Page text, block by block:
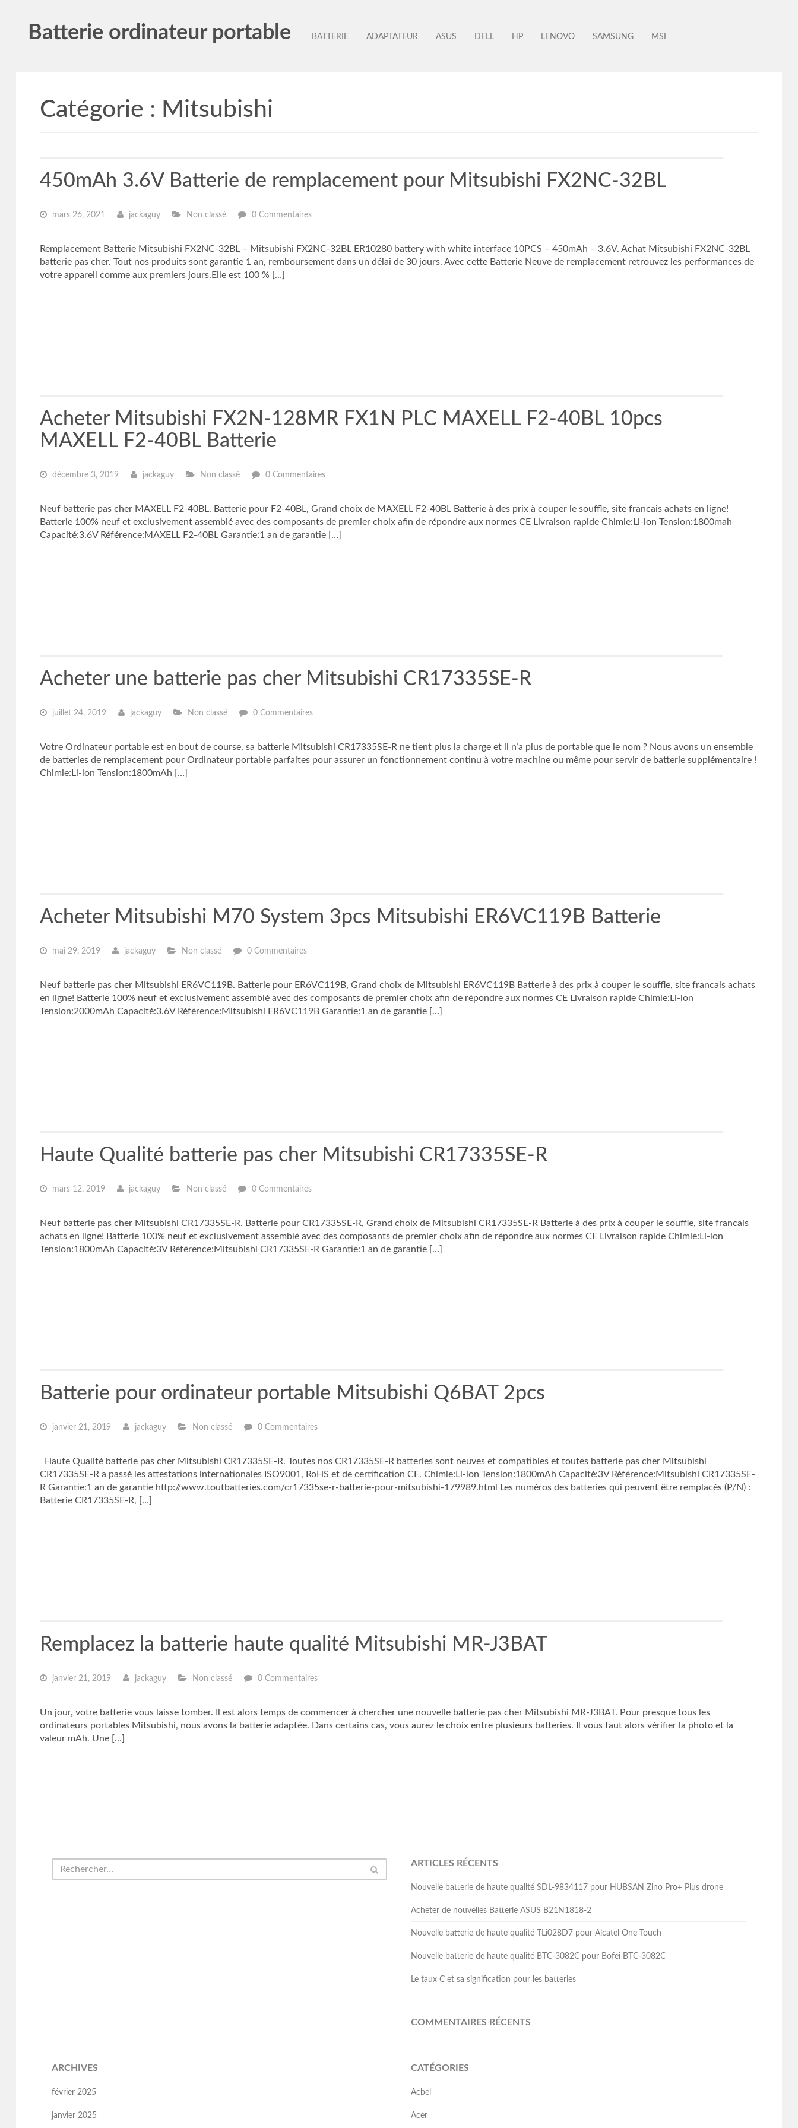
Batterie ordinateur portable BATTERIE ADAPTATEUR ASUS DELL HP LENOVO SAMSUNG MSI
Catégorie : Mitsubishi
450mAh 3.6V Batterie de remplacement pour Mitsubishi FX2NC-32BL
mars 26, 2021 jackaguy Non classé 0 Commentaires
Remplacement Batterie Mitsubishi FX2NC-32BL – Mitsubishi FX2NC-32BL ER10280 battery with white interface 10PCS – 450mAh – 3.6V. Achat Mitsubishi FX2NC-32BL
batterie pas cher. Tout nos produits sont garantie 1 an, remboursement dans un délai de 30 jours. Avec cette Batterie Neuve de remplacement retrouvez les performances de
votre appareil comme aux premiers jours.Elle est 100 % […]
Acheter Mitsubishi FX2N-128MR FX1N PLC MAXELL F2-40BL 10pcs
MAXELL F2-40BL Batterie
décembre 3, 2019 jackaguy Non classé 0 Commentaires
Neuf batterie pas cher MAXELL F2-40BL. Batterie pour F2-40BL, Grand choix de MAXELL F2-40BL Batterie à des prix à couper le souffle, site francais achats en ligne!
Batterie 100% neuf et exclusivement assemblé avec des composants de premier choix afin de répondre aux normes CE Livraison rapide Chimie:Li-ion Tension:1800mah
Capacité:3.6V Référence:MAXELL F2-40BL Garantie:1 an de garantie […]
Acheter une batterie pas cher Mitsubishi CR17335SE-R
juillet 24, 2019 jackaguy Non classé 0 Commentaires
Votre Ordinateur portable est en bout de course, sa batterie Mitsubishi CR17335SE-R ne tient plus la charge et il n’a plus de portable que le nom ? Nous avons un ensemble
de batteries de remplacement pour Ordinateur portable parfaites pour assurer un fonctionnement continu à votre machine ou même pour servir de batterie supplémentaire !
Chimie:Li-ion Tension:1800mAh […]
Acheter Mitsubishi M70 System 3pcs Mitsubishi ER6VC119B Batterie
mai 29, 2019 jackaguy Non classé 0 Commentaires
Neuf batterie pas cher Mitsubishi ER6VC119B. Batterie pour ER6VC119B, Grand choix de Mitsubishi ER6VC119B Batterie à des prix à couper le souffle, site francais achats
en ligne! Batterie 100% neuf et exclusivement assemblé avec des composants de premier choix afin de répondre aux normes CE Livraison rapide Chimie:Li-ion
Tension:2000mAh Capacité:3.6V Référence:Mitsubishi ER6VC119B Garantie:1 an de garantie […]
Haute Qualité batterie pas cher Mitsubishi CR17335SE-R
mars 12, 2019 jackaguy Non classé 0 Commentaires
Neuf batterie pas cher Mitsubishi CR17335SE-R. Batterie pour CR17335SE-R, Grand choix de Mitsubishi CR17335SE-R Batterie à des prix à couper le souffle, site francais
achats en ligne! Batterie 100% neuf et exclusivement assemblé avec des composants de premier choix afin de répondre aux normes CE Livraison rapide Chimie:Li-ion
Tension:1800mAh Capacité:3V Référence:Mitsubishi CR17335SE-R Garantie:1 an de garantie […]
Batterie pour ordinateur portable Mitsubishi Q6BAT 2pcs
janvier 21, 2019 jackaguy Non classé 0 Commentaires
Haute Qualité batterie pas cher Mitsubishi CR17335SE-R. Toutes nos CR17335SE-R batteries sont neuves et compatibles et toutes batterie pas cher Mitsubishi
CR17335SE-R a passé les attestations internationales ISO9001, RoHS et de certification CE. Chimie:Li-ion Tension:1800mAh Capacité:3V Référence:Mitsubishi CR17335SE-
R Garantie:1 an de garantie http://www.toutbatteries.com/cr17335se-r-batterie-pour-mitsubishi-179989.html Les numéros des batteries qui peuvent être remplacés (P/N) :
Batterie CR17335SE-R, […]
Remplacez la batterie haute qualité Mitsubishi MR-J3BAT
janvier 21, 2019 jackaguy Non classé 0 Commentaires
Un jour, votre batterie vous laisse tomber. Il est alors temps de commencer à chercher une nouvelle batterie pas cher Mitsubishi MR-J3BAT. Pour presque tous les
ordinateurs portables Mitsubishi, nous avons la batterie adaptée. Dans certains cas, vous aurez le choix entre plusieurs batteries. Il vous faut alors vérifier la photo et la
valeur mAh. Une […]
ARTICLES RÉCENTS
Nouvelle batterie de haute qualité SDL-9834117 pour HUBSAN Zino Pro+ Plus drone
Acheter de nouvelles Batterie ASUS B21N1818-2
Nouvelle batterie de haute qualité TLi028D7 pour Alcatel One Touch
Nouvelle batterie de haute qualité BTC-3082C pour Bofei BTC-3082C
Le taux C et sa signification pour les batteries
COMMENTAIRES RÉCENTS
ARCHIVES
février 2025
janvier 2025
CATÉGORIES
Acbel
Acer